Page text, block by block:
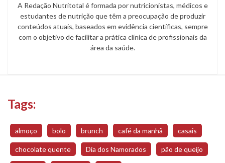
A Redação Nutritotal é formada por nutricionistas, médicos e
estudantes de nutrição que têm a preocupação de produzir
conteúdos atuais, baseados em evidência científicas, sempre
com o objetivo de facilitar a prática clínica de profissionais da
área da saúde.
Tags:
almoço bolo brunch café da manhã casais
chocolate quente Dia dos Namorados pão de queijo